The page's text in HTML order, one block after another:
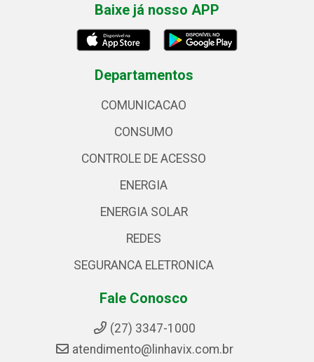
Baixe já nosso APP
Departamentos
COMUNICACAO
CONSUMO
CONTROLE DE ACESSO
ENERGIA
ENERGIA SOLAR
REDES
SEGURANCA ELETRONICA
Fale Conosco
(27) 3347-1000
atendimento@linhavix.com.br